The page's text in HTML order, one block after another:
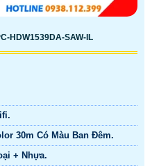
HDW1539DA-SAW-IL
30m Có Màu Ban Ðêm.
+ Nhựa.